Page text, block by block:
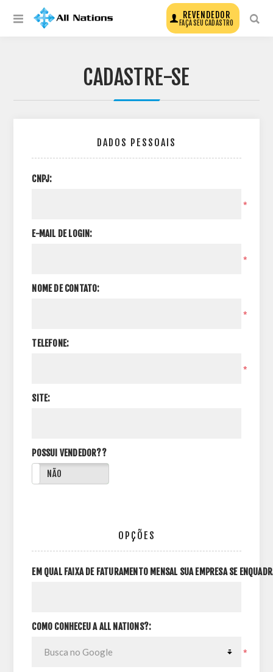
REVENDEDOR
FAÇA SEU CADASTRO
CADASTRE-SE
DADOS PESSOAIS
CNPJ:
*
E-MAIL DE LOGIN:
*
NOME DE CONTATO:
*
TELEFONE:
*
SITE:
POSSUI VENDEDOR??
NÃO
OPÇÕES
EM QUAL FAIXA DE FATURAMENTO MENSAL SUA EMPRESA SE
COMO CONHECEU A ALL NATIONS?:
*